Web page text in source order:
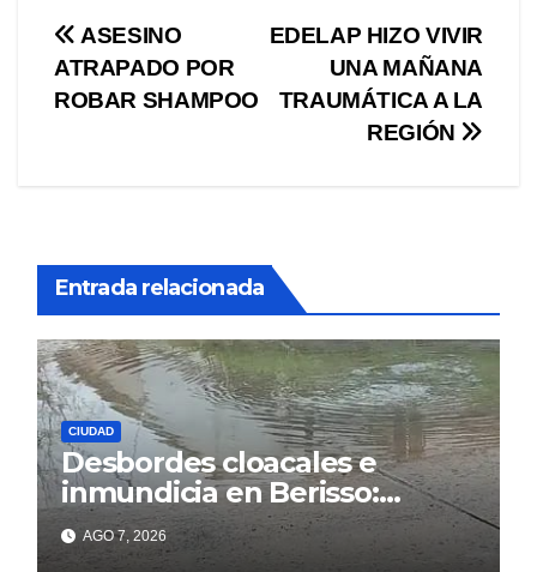
Navegación
de
EDELAP HIZO VIVIR
UNA MAÑANA
TRAUMÁTICA A LA
REGIÓN
ASESINO
ATRAPADO POR
ROBAR SHAMPOO
Entrada relacionada
CIUDAD
Desbordes cloacales e
inmundicia en Berisso:
colapso de la red en la calle
14AGO 7, 2026